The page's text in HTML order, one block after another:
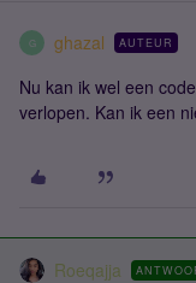
G ghazal AUTEUR
Nu kan ik wel een
verlopen. Kan ik een
Roeqajja